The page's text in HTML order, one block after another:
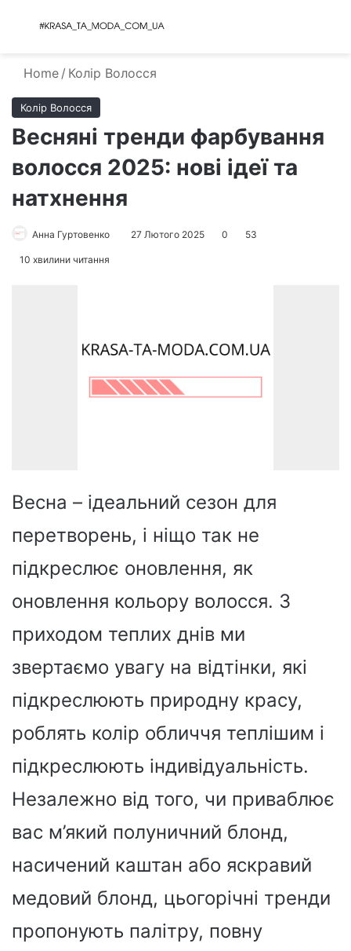
Menu
Home / Колір Волосся
Колір Волосся
Весняні тренди фарбування
волосся 2025: нові ідеї та
натхнення
Анна Гуртовенко 27 Лютого 2025 0 53
10 хвилини читання
Весна – ідеальний сезон для
перетворень, і ніщо так не
підкреслює оновлення, як
оновлення кольору волосся. З
приходом теплих днів ми
звертаємо увагу на відтінки, які
підкреслюють природну красу,
роблять колір обличчя теплішим і
підкреслюють індивідуальність.
Незалежно від того, чи приваблює
вас м’який полуничний блонд,
насичений каштан або яскравий
медовий блонд, цьогорічні тренди
пропонують палітру, повну